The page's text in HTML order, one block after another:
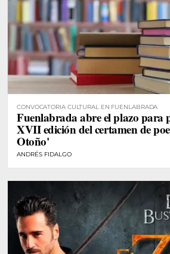
CONVOCATORIA CULTURAL EN FUENLABRADA
Fuenlabrada abre el plazo para
XVII edición del certamen de
Otoño'
ANDRÉS FIDALGO